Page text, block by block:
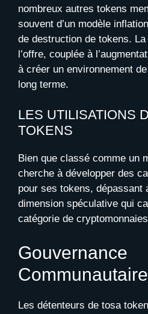
nombreux autres tokens
souvent d’un modèle
de destruction de tokens.
l’offre, couplée à
à créer un environnement
long terme.
LES UTILISATIONS
TOKENS
Bien que classé comme un
cherche à développer des
pour ses tokens, dépassant
dimension spéculative qui
catégorie de
Gouvernance
Communautaire
Les détenteurs de tosa